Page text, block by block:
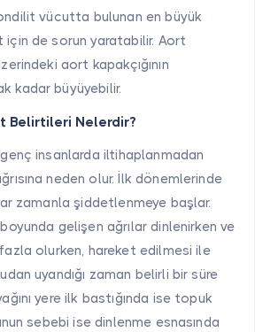
vücutta bulunan en büyük
de sorun yaratabilir. Aort
aort kapakçığının
kadar büyüyebilir.
Belirtileri Nelerdir?
insanlarda iltihaplanmadan
neden olur. İlk dönemlerinde
zamanla şiddetlenmeye başlar.
gelişen ağrılar dinlenirken ve
olurken, hareket edilmesi ile
uyandığı zaman belirli bir süre
yere ilk bastığında ise topuk
sebebi ise dinlenme esnasında